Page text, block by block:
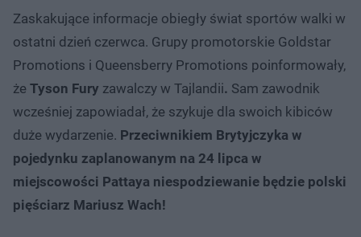
Zaskakujące informacje obiegły świat sportów walki w
ostatni dzień czerwca. Grupy promotorskie Goldstar
Promotions i Queensberry Promotions poinformowały,
że Tyson Fury zawalczy w Tajlandii. Sam zawodnik
wcześniej zapowiadał, że szykuje dla swoich kibiców
duże wydarzenie. Przeciwnikiem Brytyjczyka w
pojedynku zaplanowanym na 24 lipca w
miejscowości Pattaya niespodziewanie będzie polski
pięściarz Mariusz Wach!